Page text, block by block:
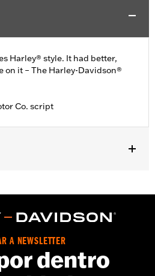
Harley® style. It had better,
on it – The Harley-Davidson®
Co. script
or 25700438.
Motor Co.
A NEWSLETTER
dentro